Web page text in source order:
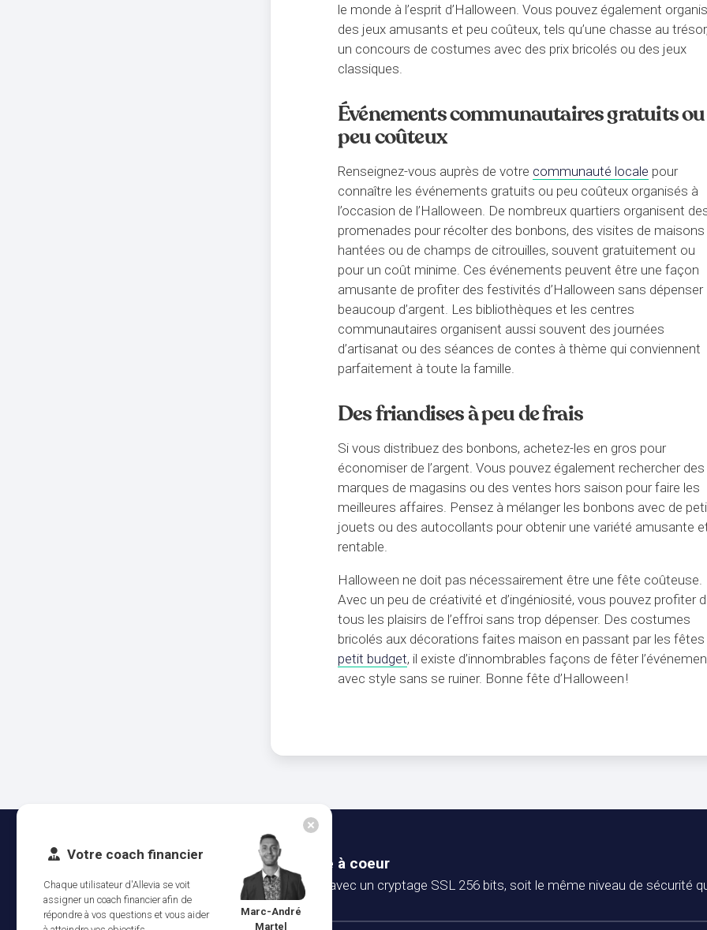
le monde à l’esprit d’Halloween. Vous pouvez également
des jeux amusants et peu coûteux, tels qu’une chasse au trésor,
un concours de costumes avec des prix bricolés ou des jeux
classiques.
Événements communautaires gratuits ou
peu coûteux
Renseignez-vous auprès de votre communauté locale pour
connaître les événements gratuits ou peu coûteux organisés à
l’occasion de l’Halloween. De nombreux quartiers organisent
promenades pour récolter des bonbons, des visites de maisons
hantées ou de champs de citrouilles, souvent gratuitement ou
pour un coût minime. Ces événements peuvent être une façon
amusante de profiter des festivités d’Halloween sans dépenser
beaucoup d’argent. Les bibliothèques et les centres
communautaires organisent aussi souvent des journées
d’artisanat ou des séances de contes à thème qui conviennent
parfaitement à toute la famille.
Des friandises à peu de frais
Si vous distribuez des bonbons, achetez-les en gros pour
économiser de l’argent. Vous pouvez également rechercher des
marques de magasins ou des ventes hors saison pour faire les
meilleures affaires. Pensez à mélanger les bonbons avec de
jouets ou des autocollants pour obtenir une variété amusante
rentable.
Halloween ne doit pas nécessairement être une fête coûteuse.
Avec un peu de créativité et d’ingéniosité, vous pouvez profiter
tous les plaisirs de l’effroi sans trop dépenser. Des costumes
bricolés aux décorations faites maison en passant par les fêtes
petit budget, il existe d’innombrables façons de fêter
avec style sans se ruiner. Bonne fête d’Halloween !
Nous avons votre sécurité à coeur
Vos données sont sécurisées avec un cryptage SSL 256 bits, soit le même niveau de sécurité
Votre coach financier
Chaque utilisateur d'Allevia se voit
assigner un coach financier afin de
répondre à vos questions et vous aider
Marc-André
Martel